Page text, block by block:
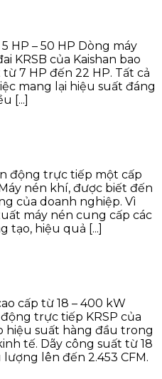
HP – 50 HP Dòng máy
KRSB của Kaishan bao
7 HP đến 22 HP. Tất cả
mang lại hiệu suất đáng
[...]
động trực tiếp một cấp
nén khí, được biết đến
của doanh nghiệp. Vì
máy nén cung cấp các
tạo, hiệu quả [...]
cấp từ 18 – 400 kW
trực tiếp KRSP của
hiệu suất hàng đầu trong
tế. Dãy công suất từ 18
lên đến 2.453 CFM.